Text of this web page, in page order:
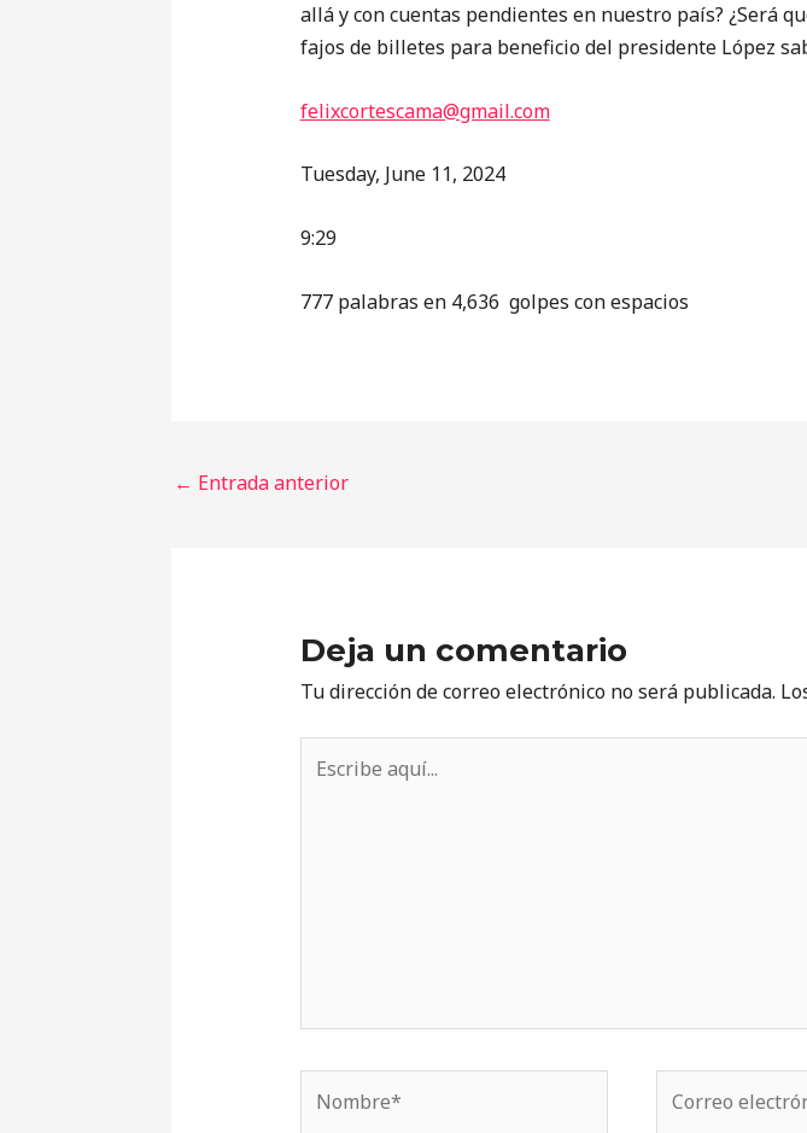
allá y con cuentas pendientes en nuestro país? ¿Será
fajos de billetes para beneficio del presidente López
felixcortescama@gmail.com
Tuesday, June 11, 2024
9:29
777 palabras en 4,636 golpes con espacios
← Entrada anterior
Deja un comentario
Tu dirección de correo electrónico no será publicada.
aquí...
electrónico*